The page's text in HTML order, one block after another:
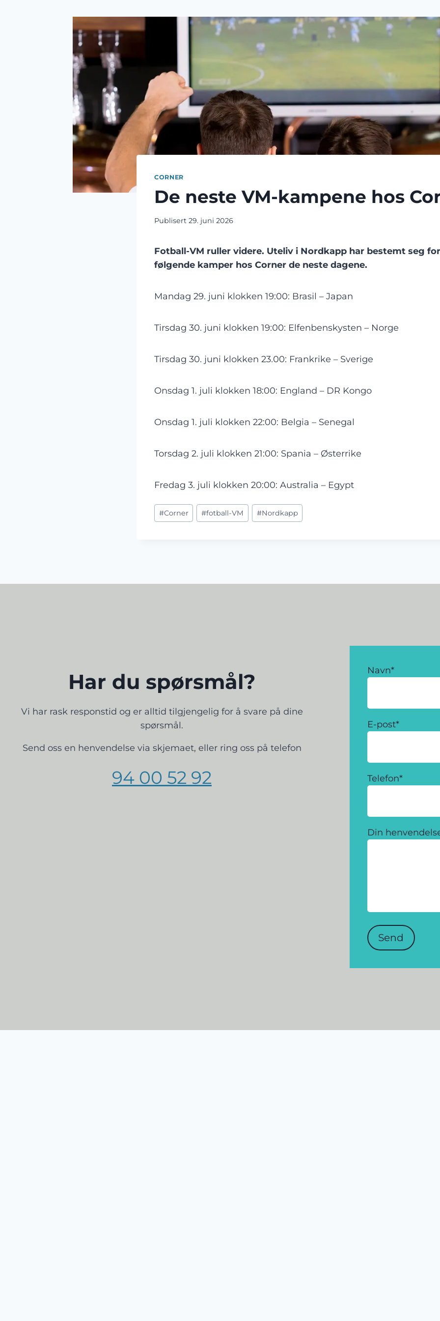
CORNER
De neste VM-kampene hos
Publisert 29. juni 2026
Fotball-VM ruller videre. Uteliv i Nordkapp har bestemt seg
følgende kamper hos Corner de neste dagene.
Mandag 29. juni klokken 19:00: Brasil – Japan
Tirsdag 30. juni klokken 19:00: Elfenbenskysten – Norge
Tirsdag 30. juni klokken 23.00: Frankrike – Sverige
Onsdag 1. juli klokken 18:00: England – DR Kongo
Onsdag 1. juli klokken 22:00: Belgia – Senegal
Torsdag 2. juli klokken 21:00: Spania – Østerrike
Fredag 3. juli klokken 20:00: Australia – Egypt
Post
Tags:
#Corner #fotball-VM #Nordkapp
Har du spørsmål?
​Vi har rask responstid og er alltid ​tilgjengelig for å svare på dine
spørsmål.
Send oss en henvendelse via skjemaet, eller ring oss på telefon
94 00 52 92
Navn*
E-post*
Telefon*
Din